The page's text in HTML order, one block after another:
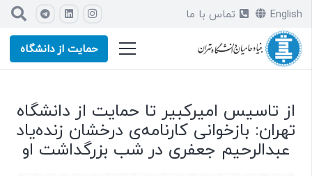
English
تماس با ما
حمایت از دانشگاه
از تاسیس امیرکبیر تا حمایت از دانشگاه
تهران: بازخوانی کارنامه‌ی درخشان زنده‌یاد
عبدالرحیم جعفری در شب بزرگداشت او